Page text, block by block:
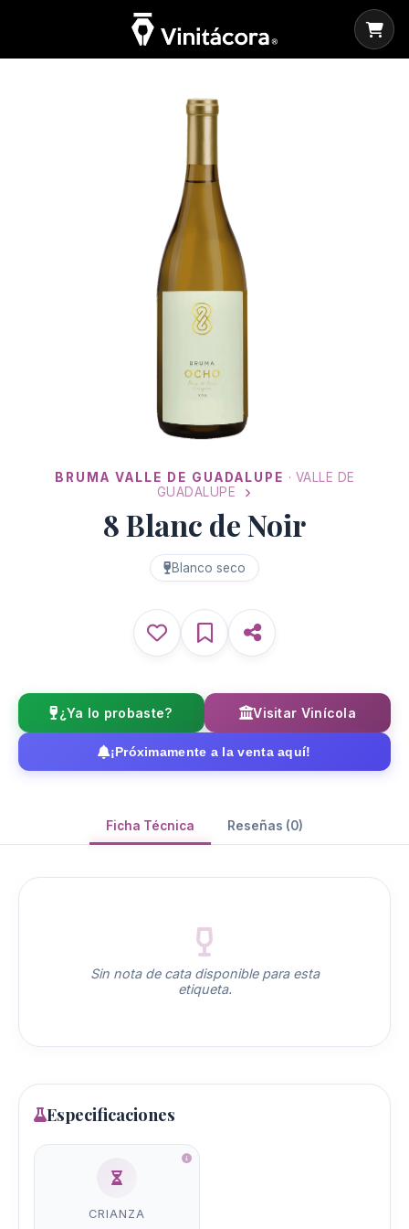
BRUMA VALLE DE GUADALUPE · VALLE DE
GUADALUPE
8 Blanc de Noir
Blanco seco
¿Ya lo probaste? Visitar Vinícola
¡Próximamente a la venta aquí!
Ficha Técnica Reseñas (0)
Sin nota de cata disponible para esta
etiqueta.
Especificaciones
CRIANZA